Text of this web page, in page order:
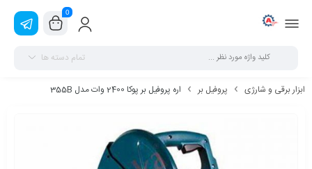
0
تمام دسته ها
ابزار برقی و شارژی پروفیل بر اره پروفیل بر پوکا 2400 وات مدل 355B